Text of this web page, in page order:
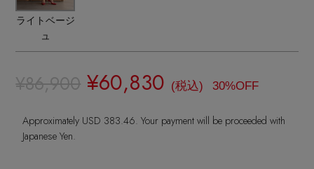
【ペプラム】トレンドシルエット
『ELLE』最新号掲載
【ジュエリー】シルバーでクールに
スカート
ジャケット
ニット
レインシューズ
ブーツ
トートバッグ
帽子・イヤーマフ
ピアス・イヤリング
リング
すべてのランジェリー
ランジェリー
インナー
スポーツ
ウェア
シューズ
CONTENTS
ライトベージ
ュ
¥86,900 ¥60,830 (税込) 30%OFF
Approximately USD 383.46. Your payment will be proceeded with
Japanese Yen.